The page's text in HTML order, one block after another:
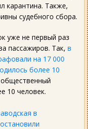
карантина. Также,
судебного сбора.
уже не первый раз
пассажиров. Так, в
на 17 000
более 10
10 человек.
в